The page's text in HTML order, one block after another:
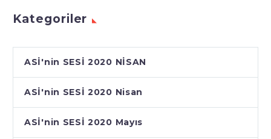
Kategoriler
ASİ'nin SESİ 2020 NİSAN
ASİ'nin SESİ 2020 Nisan
ASİ'nin SESİ 2020 Mayıs